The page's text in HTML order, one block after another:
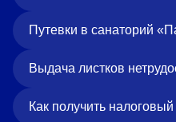
Путевки в санаторий
Выдача листков
Как получить